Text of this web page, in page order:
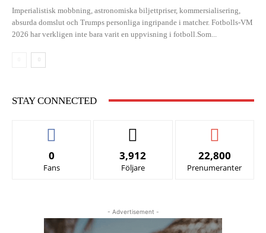
Imperialistisk mobbning, astronomiska biljettpriser, kommersialisering,
absurda domslut och Trumps personliga ingripande i matcher. Fotbolls-VM
2026 har verkligen inte bara varit en uppvisning i fotboll.Som...
STAY CONNECTED
0
Fans
3,912
Följare
22,800
Prenumeranter
- Advertisement -